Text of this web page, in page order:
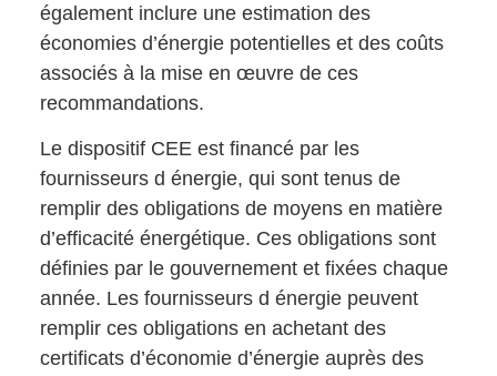
également inclure une estimation des
économies d’énergie potentielles et des coûts
associés à la mise en œuvre de ces
recommandations.
Le dispositif CEE est financé par les
fournisseurs d énergie, qui sont tenus de
remplir des obligations de moyens en matière
d’efficacité énergétique. Ces obligations sont
définies par le gouvernement et fixées chaque
année. Les fournisseurs d énergie peuvent
remplir ces obligations en achetant des
certificats d’économie d’énergie auprès des